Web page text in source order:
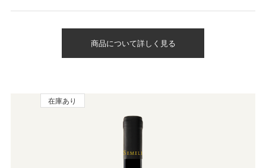
商品について詳しく見る
在庫あり